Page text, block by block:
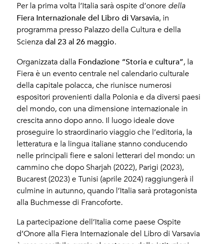
Per la prima volta l’Italia sarà ospite d’onore della
Fiera Internazionale del Libro di Varsavia, in
programma presso Palazzo della Cultura e della
Scienzadal 23 al 26 maggio.
Organizzata dalla Fondazione “Storia e cultura”, la
Fiera è un evento centrale nel calendario culturale
della capitale polacca, che riunisce numerosi
espositori provenienti dalla Polonia e da diversi paesi
del mondo, con una dimensione internazionale in
crescita anno dopo anno. Il luogo ideale dove
proseguire lo straordinario viaggio che l’editoria, la
letteratura e la lingua italiane stanno conducendo
nelle principali fiere e saloni letterari del mondo: un
cammino che dopo Sharjah (2022), Parigi (2023),
Bucarest (2023) e Tunisi (aprile 2024) raggiungerà il
culmine in autunno, quando l’Italia sarà protagonista
alla Buchmesse di Francoforte.
La partecipazione dell’Italia come paese Ospite
d’Onore alla Fiera Internazionale del Libro di Varsavia